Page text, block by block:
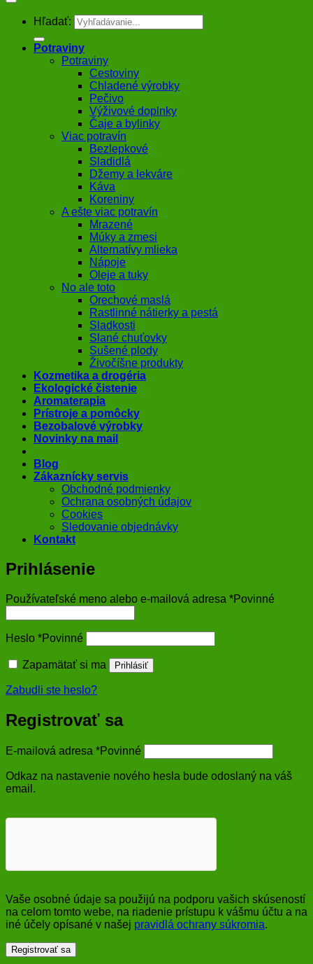
Hľadať:
Potraviny
Potraviny
Cestoviny
Chladené výrobky
Pečivo
Výživové doplnky
Čaje a bylinky
Viac potravín
Bezlepkové
Sladidlá
Džemy a lekváre
Káva
Koreniny
A ešte viac potravín
Mrazené
Múky a zmesi
Alternatívy mlieka
Nápoje
Oleje a tuky
No ale toto
Orechové maslá
Rastlinné nátierky a pestá
Sladkosti
Slané chuťovky
Sušené plody
Živočíšne produkty
Kozmetika a drogéria
Ekologické čistenie
Aromaterapia
Prístroje a pomôcky
Bezobalové výrobky
Novinky na mail
Blog
Zákaznícky servis
Obchodné podmienky
Ochrana osobných údajov
Cookies
Sledovanie objednávky
Kontakt
Prihlásenie
Používateľské meno alebo e-mailová adresa *Povinné
Heslo *Povinné
Zapamätať si ma Prihlásiť
Zabudli ste heslo?
Registrovať sa
E-mailová adresa *Povinné
Odkaz na nastavenie nového hesla bude odoslaný na váš
email.
Vaše osobné údaje sa použijú na podporu vašich skúseností
na celom tomto webe, na riadenie prístupu k vášmu účtu a na
iné účely opísané v našej pravidlá ochrany súkromia.
Registrovať sa